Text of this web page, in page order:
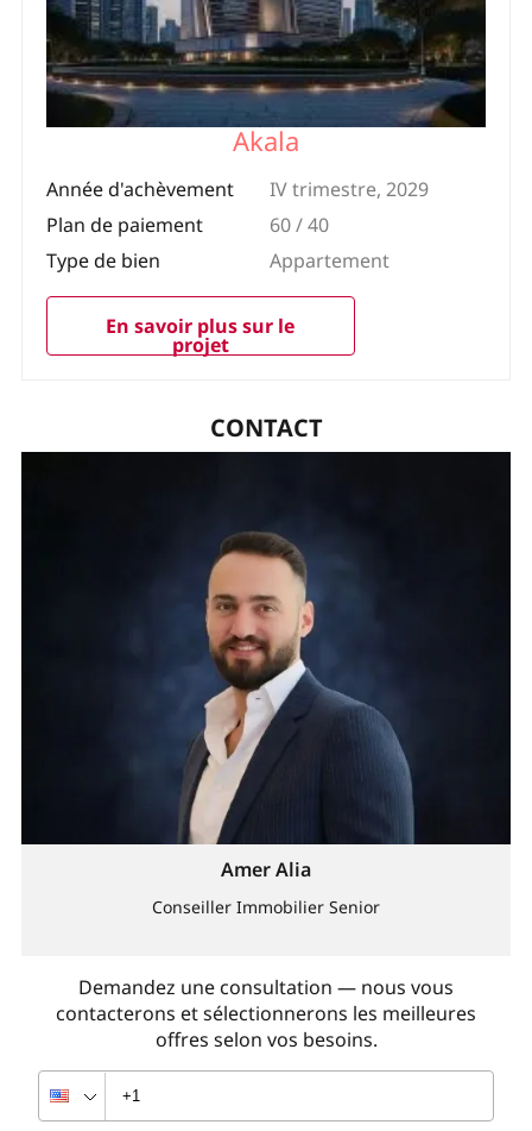
Akala
Année d'achèvement
IV trimestre, 2029
Plan de paiement
60 / 40
Type de bien
Appartement
En savoir plus sur le
projet
CONTACT
Demandez une consultation — nous vous
contacterons et sélectionnerons les meilleures
offres selon vos besoins.
Amer Alia
Conseiller Immobilier Senior